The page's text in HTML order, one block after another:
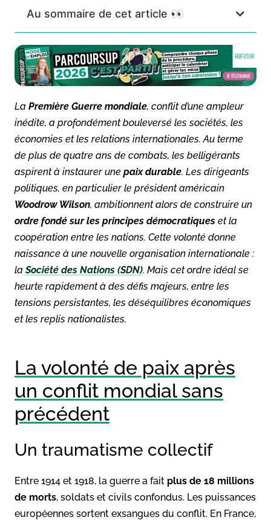
Au sommaire de cet article 👀
La Première Guerre mondiale, conflit d’une ampleur
inédite, a profondément bouleversé les sociétés, les
économies et les relations internationales. Au terme
de plus de quatre ans de combats, les belligérants
aspirent à instaurer une paix durable. Les dirigeants
politiques, en particulier le président américain
Woodrow Wilson, ambitionnent alors de construire un
ordre fondé sur les principes démocratiques et la
coopération entre les nations. Cette volonté donne
naissance à une nouvelle organisation internationale :
laSociété des Nations (SDN). Mais cet ordre idéal se
heurte rapidement à des défis majeurs, entre les
tensions persistantes, les déséquilibres économiques
et les replis nationalistes.
La volonté de paix après
un conflit mondial sans
précédent
Un traumatisme collectif
Entre 1914 et 1918, la guerre a fait plus de 18 millions
de morts, soldats et civils confondus. Les puissances
européennes sortent exsangues du conflit. En France,